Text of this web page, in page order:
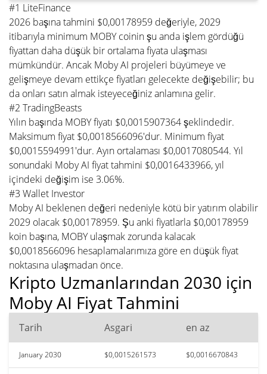
#1 LiteFinance
2026 başına tahmini $0,00178959 değeriyle, 2029
itibarıyla minimum MOBY coinin şu anda işlem gördüğü
fiyattan daha düşük bir ortalama fiyata ulaşması
mümkündür. Ancak Moby AI projeleri büyümeye ve
gelişmeye devam ettikçe fiyatları gelecekte değişebilir; bu
da onları satın almak isteyeceğiniz anlamına gelir.
#2 TradingBeasts
Yılın başında MOBY fiyatı $0,0015907364 şeklindedir.
Maksimum fiyat $0,0018566096'dur. Minimum fiyat
$0,0015594991'dur. Ayın ortalaması $0,0017080544. Yıl
sonundaki Moby AI fiyat tahmini $0,0016433966, yıl
içindeki değişim ise 3.06%.
#3 Wallet Investor
Moby AI beklenen değeri nedeniyle kötü bir yatırım olabilir
2029 olacak $0,00178959. Şu anki fiyatlarla $0,00178959
koin başına, MOBY ulaşmak zorunda kalacak
$0,0018566096 hesaplamalarımıza göre en düşük fiyat
noktasına ulaşmadan önce.
Kripto Uzmanlarından 2030 için
Moby AI Fiyat Tahmini
Tarih Asgari en az
January 2030 $0,0015261573 $0,0016670843